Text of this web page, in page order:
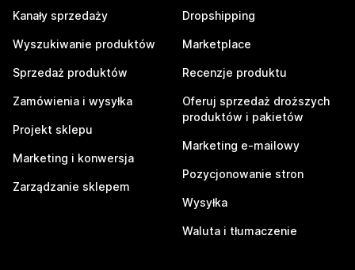
Kanały sprzedaży
Wyszukiwanie produktów
Sprzedaż produktów
Zamówienia i wysyłka
Projekt sklepu
Marketing i konwersja
Zarządzanie sklepem
Dropshipping
Marketplace
Recenzje produktu
Oferuj sprzedaż droższych
produktów i pakietów
Marketing e-mailowy
Pozycjonowanie stron
Wysyłka
Waluta i tłumaczenie